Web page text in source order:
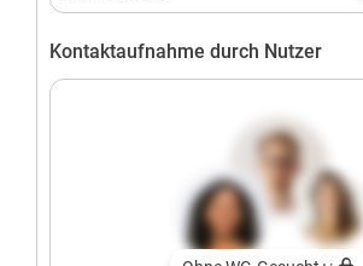
Kontaktaufnahme durch Nutzer